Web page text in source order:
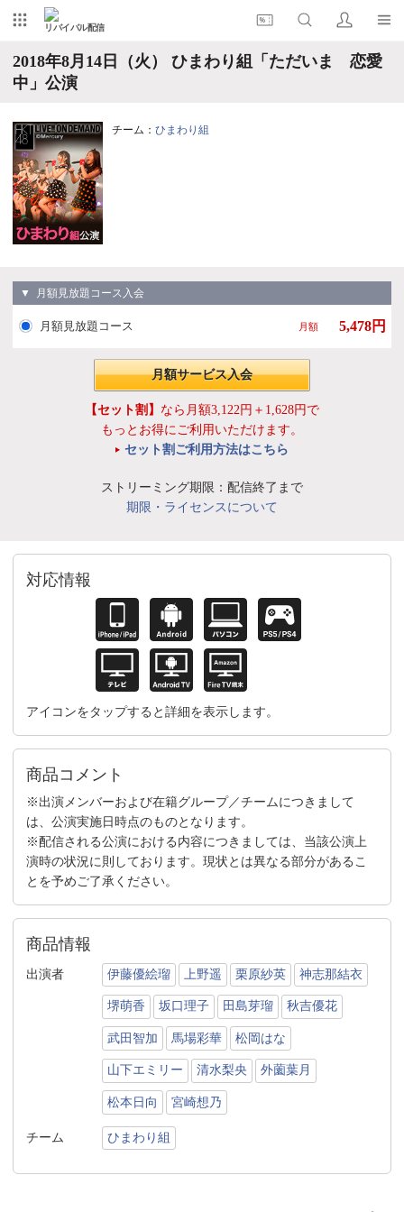
リバイバル配信
2018年8月14日（火） ひまわり組「ただいま 恋愛
中」公演
チーム： ひまわり組
▼ 月額見放題コース入会
月額見放題コース 月額 5,478円
月額サービス入会
【セット割】 なら月額3,122円＋1,628円で
もっとお得にご利用いただけます。
セット割ご利用方法はこちら
ストリーミング期限：配信終了まで
期限・ライセンスについて
対応情報
アイコンをタップすると詳細を表示します。
商品コメント
※出演メンバーおよび在籍グループ／チームにつきまして
は、公演実施日時点のものとなります。
※配信される公演における内容につきましては、当該公演上
演時の状況に則しております。現状とは異なる部分があるこ
とを予めご了承ください。
商品情報
出演者 伊藤優絵瑠 上野遥 栗原紗英 神志那結衣
堺萌香 坂口理子 田島芽瑠 秋吉優花
武田智加 馬場彩華 松岡はな
山下エミリー 清水梨央 外薗葉月
松本日向 宮崎想乃
チーム ひまわり組